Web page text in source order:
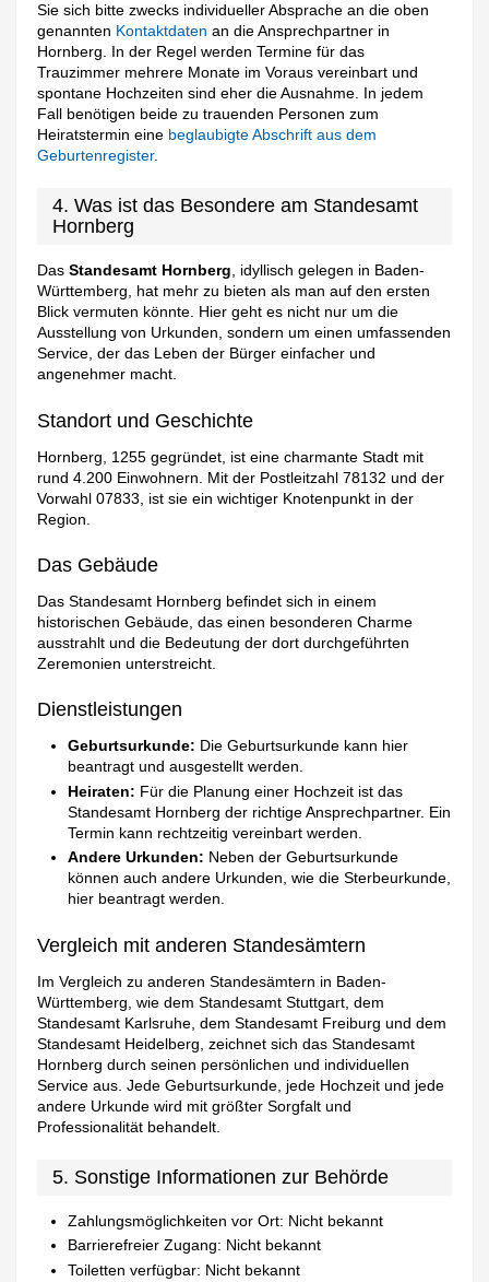
Sie sich bitte zwecks individueller Absprache an die oben
genannten Kontaktdaten an die Ansprechpartner in
Hornberg. In der Regel werden Termine für das
Trauzimmer mehrere Monate im Voraus vereinbart und
spontane Hochzeiten sind eher die Ausnahme. In jedem
Fall benötigen beide zu trauenden Personen zum
Heiratstermin eine beglaubigte Abschrift aus dem
Geburtenregister.
4. Was ist das Besondere am Standesamt
Hornberg
DasStandesamt Hornberg, idyllisch gelegen in Baden-
Württemberg, hat mehr zu bieten als man auf den ersten
Blick vermuten könnte. Hier geht es nicht nur um die
Ausstellung von Urkunden, sondern um einen umfassenden
Service, der das Leben der Bürger einfacher und
angenehmer macht.
Standort und Geschichte
Hornberg, 1255 gegründet, ist eine charmante Stadt mit
rund 4.200 Einwohnern. Mit der Postleitzahl 78132 und der
Vorwahl 07833, ist sie ein wichtiger Knotenpunkt in der
Region.
Das Gebäude
Das Standesamt Hornberg befindet sich in einem
historischen Gebäude, das einen besonderen Charme
ausstrahlt und die Bedeutung der dort durchgeführten
Zeremonien unterstreicht.
Dienstleistungen
Geburtsurkunde: Die Geburtsurkunde kann hier
beantragt und ausgestellt werden.
Heiraten: Für die Planung einer Hochzeit ist das
Standesamt Hornberg der richtige Ansprechpartner. Ein
Termin kann rechtzeitig vereinbart werden.
Andere Urkunden: Neben der Geburtsurkunde
können auch andere Urkunden, wie die Sterbeurkunde,
hier beantragt werden.
Vergleich mit anderen Standesämtern
Im Vergleich zu anderen Standesämtern in Baden-
Württemberg, wie dem Standesamt Stuttgart, dem
Standesamt Karlsruhe, dem Standesamt Freiburg und dem
Standesamt Heidelberg, zeichnet sich das Standesamt
Hornberg durch seinen persönlichen und individuellen
Service aus. Jede Geburtsurkunde, jede Hochzeit und jede
andere Urkunde wird mit größter Sorgfalt und
Professionalität behandelt.
5. Sonstige Informationen zur Behörde
Zahlungsmöglichkeiten vor Ort: Nicht bekannt
Barrierefreier Zugang: Nicht bekannt
Toiletten verfügbar: Nicht bekannt